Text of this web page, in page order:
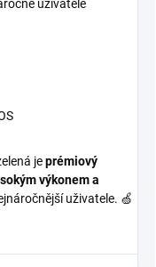
uživatele
jeprémiový
výkonem a
uživatele. 🍏